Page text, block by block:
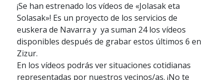
¡Se han estrenado los vídeos de «Jolasak eta
Solasak»! Es un proyecto de los servicios de
euskera de Navarra y ya suman 24 los vídeos
disponibles después de grabar estos últimos 6 en
Zizur.
En los vídeos podrás ver situaciones cotidianas
representadas por nuestros vecinos/as. ¡No te